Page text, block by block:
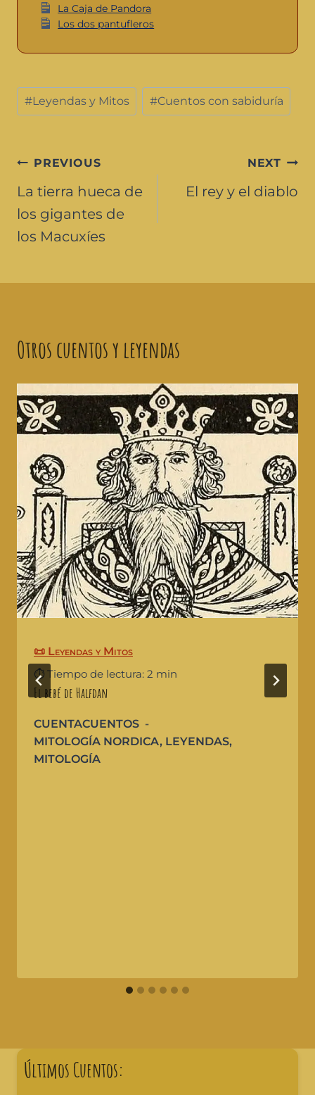
La Caja de Pandora
Los dos pantufleros
#Leyendas y Mitos #Cuentos con sabiduría
PREVIOUS
La tierra hueca de
los gigantes de
los Macuxíes
NEXT
El rey y el diablo
Otros cuentos y leyendas
📜 Leyendas y Mitos
⏱️ Tiempo de lectura: 2 min
El bebé de Halfdan
CUENTACUENTOS
MITOLOGÍA NORDICA, LEYENDAS,
MITOLOGÍA
Últimos Cuentos: